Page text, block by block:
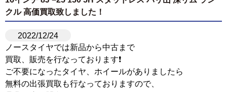
クル 高価買取致しました！
2022/12/24
ノースタイヤでは新品から中古まで
買取、販売を行なっております❗️
ご不要になったタイヤ、ホイールがありましたら
無料の出張買取も行なっておりますので、